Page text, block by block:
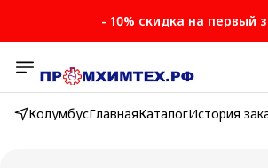
- 10% скидка на первый
КолумбусГлавнаяКаталогИстория